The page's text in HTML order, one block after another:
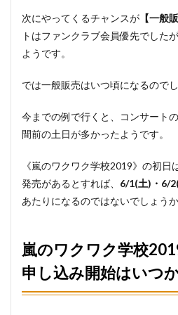
次にやってくるチャンスが 【一般
トはファンクラブ会員優先でした
ようです。
では一般販売はいつ頃になるので
今までの例で行くと、コンサート
間前の土日が多かったようです。
《嵐のワクワク学校2019》の初
発売があるとすれば、 6/1(土)・6/
あたりになるのではないでしょう
嵐のワクワク学校
申し込み開始はいつ